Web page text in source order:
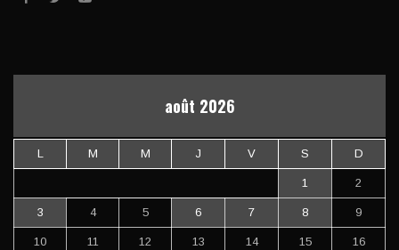
août 2026
L M M J V S D
1 2
3 4 5 6 7 8 9
10 11 12 13 14 15 16